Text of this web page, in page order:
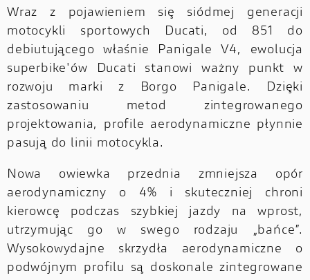
Wraz z pojawieniem się siódmej generacji
motocykli sportowych Ducati, od 851 do
debiutującego właśnie Panigale V4, ewolucja
superbike'ów Ducati stanowi ważny punkt w
rozwoju marki z Borgo Panigale. Dzięki
zastosowaniu metod zintegrowanego
projektowania, profile aerodynamiczne płynnie
pasują do linii motocykla.
Nowa owiewka przednia zmniejsza opór
aerodynamiczny o 4% i skuteczniej chroni
kierowcę podczas szybkiej jazdy na wprost,
utrzymując go w swego rodzaju „bańce”.
Wysokowydajne skrzydła aerodynamiczne o
podwójnym profilu są doskonale zintegrowane